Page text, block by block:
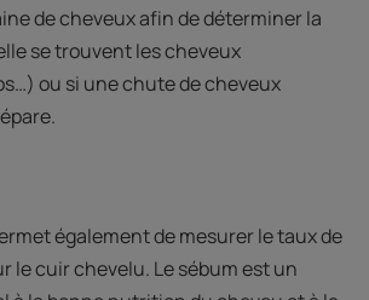
de cheveux afin de déterminer la
se trouvent les cheveux
ou si une chute de cheveux
également de mesurer le taux de
le cuir chevelu. Le sébum est un